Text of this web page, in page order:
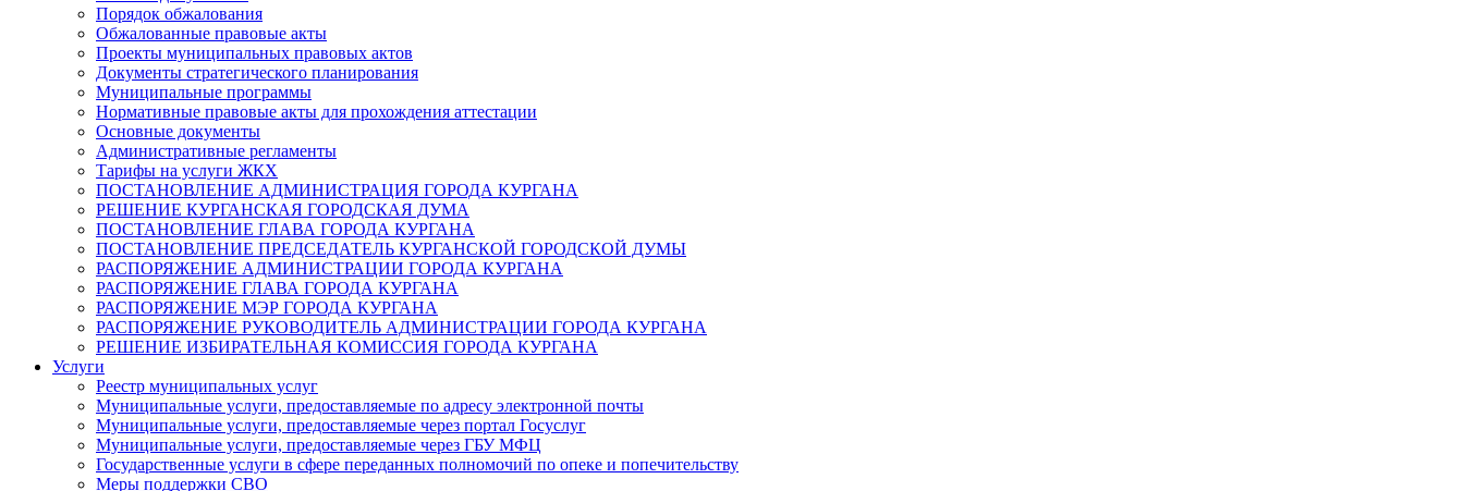
Порядок обжалования
Обжалованные правовые акты
Проекты муниципальных правовых актов
Документы стратегического планирования
Муниципальные программы
Нормативные правовые акты для прохождения аттестации
Основные документы
Административные регламенты
Тарифы на услуги ЖКХ
ПОСТАНОВЛЕНИЕ АДМИНИСТРАЦИЯ ГОРОДА КУРГАНА
РЕШЕНИЕ КУРГАНСКАЯ ГОРОДСКАЯ ДУМА
ПОСТАНОВЛЕНИЕ ГЛАВА ГОРОДА КУРГАНА
ПОСТАНОВЛЕНИЕ ПРЕДСЕДАТЕЛЬ КУРГАНСКОЙ ГОРОДСКОЙ ДУМЫ
РАСПОРЯЖЕНИЕ АДМИНИСТРАЦИИ ГОРОДА КУРГАНА
РАСПОРЯЖЕНИЕ ГЛАВА ГОРОДА КУРГАНА
РАСПОРЯЖЕНИЕ МЭР ГОРОДА КУРГАНА
РАСПОРЯЖЕНИЕ РУКОВОДИТЕЛЬ АДМИНИСТРАЦИИ ГОРОДА КУРГАНА
РЕШЕНИЕ ИЗБИРАТЕЛЬНАЯ КОМИССИЯ ГОРОДА КУРГАНА
Услуги
Реестр муниципальных услуг
Муниципальные услуги, предоставляемые по адресу электронной почты
Муниципальные услуги, предоставляемые через портал Госуслуг
Муниципальные услуги, предоставляемые через ГБУ МФЦ
Государственные услуги в сфере переданных полномочий по опеке и попечительству
Меры поддержки СВО